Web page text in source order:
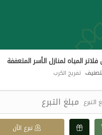
فلاتر المياه لمنازل الأسر المتعففة
تفريج الكرب
التبرع
تبرع الآن